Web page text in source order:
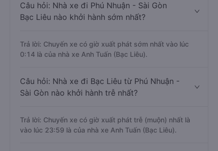
Câu hỏi: Nhà xe đi Phú Nhuận - Sài Gòn
Bạc Liêu nào khởi hành sớm nhất?
Trả lời: Chuyến xe có giờ xuất phát sớm nhất vào lúc
0:14 là của nhà xe Anh Tuấn (Bạc Liêu).
Câu hỏi: Nhà xe đi Bạc Liêu từ Phú Nhuận -
Sài Gòn nào khởi hành trễ nhất?
Trả lời: Chuyến xe có giờ xuất phát trễ (muộn) nhất là
vào lúc 23:59 là của nhà xe Anh Tuấn (Bạc Liêu).